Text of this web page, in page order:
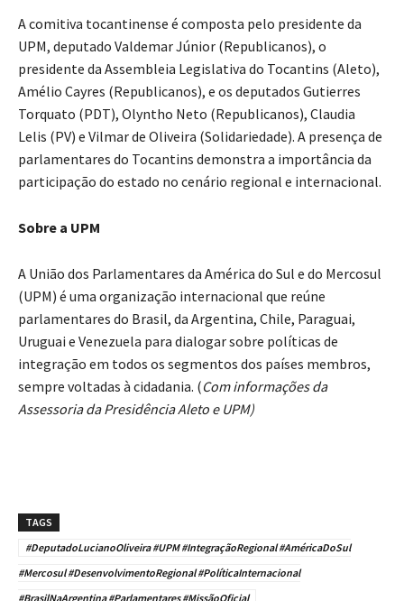
A comitiva tocantinense é composta pelo presidente da
UPM, deputado Valdemar Júnior (Republicanos), o
presidente da Assembleia Legislativa do Tocantins (Aleto),
Amélio Cayres (Republicanos), e os deputados Gutierres
Torquato (PDT), Olyntho Neto (Republicanos), Claudia
Lelis (PV) e Vilmar de Oliveira (Solidariedade). A presença de
parlamentares do Tocantins demonstra a importância da
participação do estado no cenário regional e internacional.
Sobre a UPM
A União dos Parlamentares da América do Sul e do Mercosul
(UPM) é uma organização internacional que reúne
parlamentares do Brasil, da Argentina, Chile, Paraguai,
Uruguai e Venezuela para dialogar sobre políticas de
integração em todos os segmentos dos países membros,
sempre voltadas à cidadania. (Com informações da
Assessoria da Presidência Aleto e UPM)
TAGS
#DeputadoLucianoOliveira #UPM #IntegraçãoRegional #AméricaDoSul
#Mercosul #DesenvolvimentoRegional #PolíticaInternacional
#BrasilNaArgentina #Parlamentares #MissãoOficial